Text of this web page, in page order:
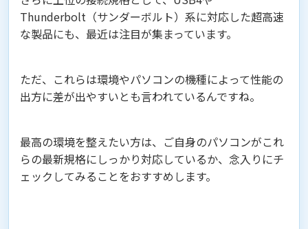
Thunderbolt（サンダーボルト）系に対応した超高速
な製品にも、最近は注目が集まっています。
ただ、これらは環境やパソコンの機種によって性能の
出方に差が出やすいとも言われているんですね。
最高の環境を整えたい方は、ご自身のパソコンがこれ
らの最新規格にしっかり対応しているか、念入りにチ
ェックしてみることをおすすめします。